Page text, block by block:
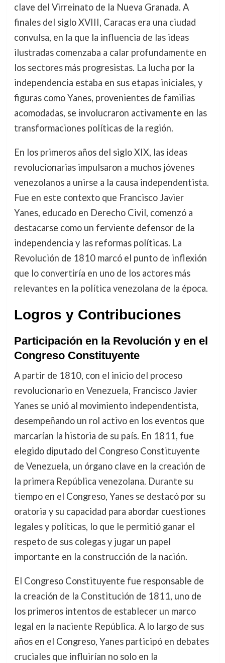
clave del Virreinato de la Nueva Granada. A
finales del siglo XVIII, Caracas era una ciudad
convulsa, en la que la influencia de las ideas
ilustradas comenzaba a calar profundamente en
los sectores más progresistas. La lucha por la
independencia estaba en sus etapas iniciales, y
figuras como Yanes, provenientes de familias
acomodadas, se involucraron activamente en las
transformaciones políticas de la región.
En los primeros años del siglo XIX, las ideas
revolucionarias impulsaron a muchos jóvenes
venezolanos a unirse a la causa independentista.
Fue en este contexto que Francisco Javier
Yanes, educado en Derecho Civil, comenzó a
destacarse como un ferviente defensor de la
independencia y las reformas políticas. La
Revolución de 1810 marcó el punto de inflexión
que lo convertiría en uno de los actores más
relevantes en la política venezolana de la época.
Logros y Contribuciones
Participación en la Revolución y en el
Congreso Constituyente
A partir de 1810, con el inicio del proceso
revolucionario en Venezuela, Francisco Javier
Yanes se unió al movimiento independentista,
desempeñando un rol activo en los eventos que
marcarían la historia de su país. En 1811, fue
elegido diputado del Congreso Constituyente
de Venezuela, un órgano clave en la creación de
la primera República venezolana. Durante su
tiempo en el Congreso, Yanes se destacó por su
oratoria y su capacidad para abordar cuestiones
legales y políticas, lo que le permitió ganar el
respeto de sus colegas y jugar un papel
importante en la construcción de la nación.
El Congreso Constituyente fue responsable de
la creación de la Constitución de 1811, uno de
los primeros intentos de establecer un marco
legal en la naciente República. A lo largo de sus
años en el Congreso, Yanes participó en debates
cruciales que influirían no solo en la